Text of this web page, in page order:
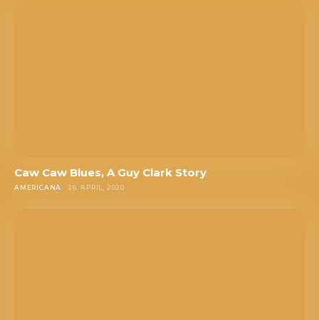
Caw Caw Blues, A Guy Clark Story
AMERICANA 26. APRIL, 2020